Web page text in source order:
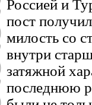
Россией и
пост
милость со
внутри
затяжной
последнюю